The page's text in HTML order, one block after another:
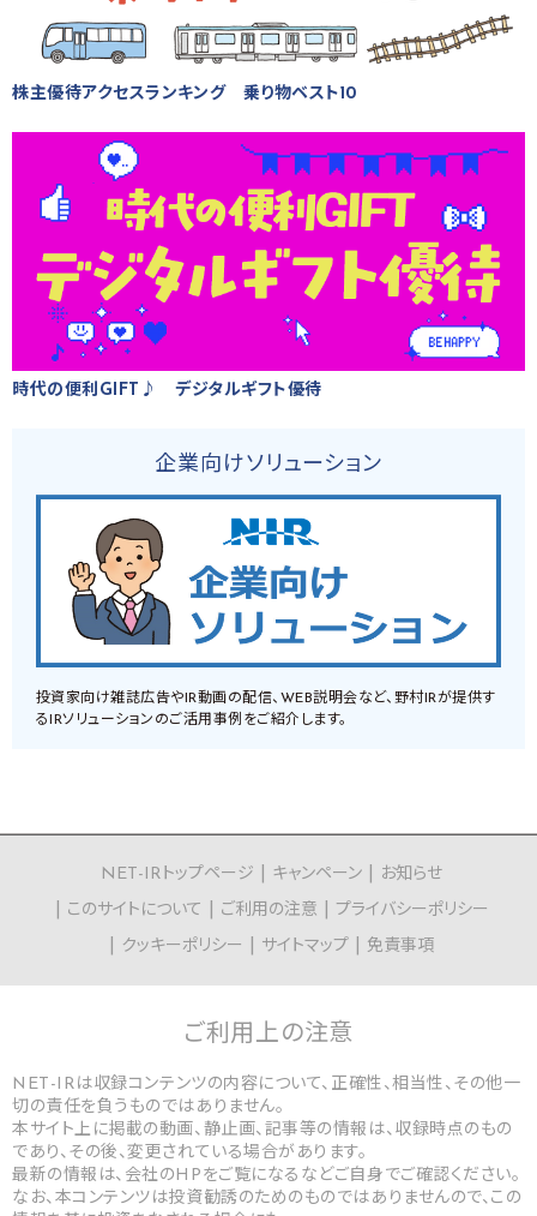
株主優待アクセスランキング 乗り物ベスト10
時代の便利GIFT♪ デジタルギフト優待
企業向けソリューション
投資家向け雑誌広告やIR動画の配信、WEB説明会など、野村IRが提供す
るIRソリューションのご活用事例をご紹介します。
NET-IRトップページ キャンペーン
お知らせ
このサイトについて
ご利用の注意
プライバシーポリシー
クッキーポリシー
サイトマップ 免責事項
ご利用上の注意
NET-IRは収録コンテンツの内容について、正確性、相当性、その他一
切の責任を負うものではありません。
本サイト上に掲載の動画、静止画、記事等の情報は、収録時点のもの
であり、その後、変更されている場合があります。
最新の情報は、会社のHPをご覧になるなどご自身でご確認ください。
なお、本コンテンツは投資勧誘のためのものではありませんので、この